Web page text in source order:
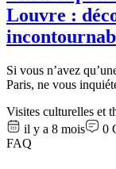
Louvre :
Si vous n’avez
Paris, ne vous
Visites culturelles et
il y a 8 mois
0
FAQ